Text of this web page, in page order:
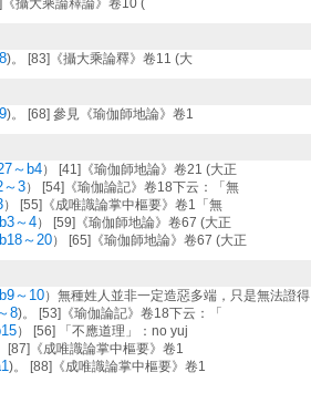
攝大乘論釋論》卷10 (
)。 [83]《攝大乘論釋》卷11 (大
)。 [68] 參見《瑜伽師地論》卷1
～b4） [41]《瑜伽師地論》卷21 (大正
～3） [54]《瑜伽論記》卷18下云：「無
） [55]《成唯識論掌中樞要》卷1「無
～4） [59]《瑜伽師地論》卷67 (大正
～20） [65]《瑜伽師地論》卷67 (大正
～10）無種姓人並非一定造惡多端，只是無法證得
8)。 [53]《瑜伽論記》卷18下云：「
） [56] 「不應道理」：no yuj
[87]《成唯識論掌中樞要》卷1
)。 [88]《成唯識論掌中樞要》卷1